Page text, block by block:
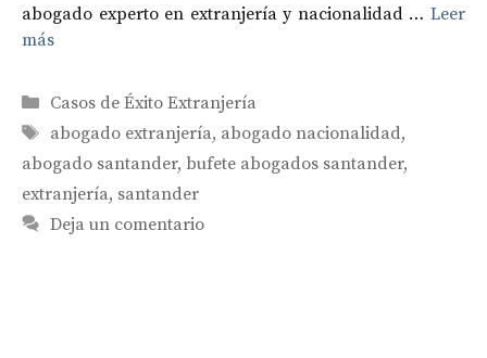
abogado experto en extranjería y nacionalidad … Leer
más
Categorías
Casos de Éxito Extranjería
Etiquetas
abogado extranjería, abogado nacionalidad,
abogado santander, bufete abogados santander,
extranjería, santander
Deja un comentario